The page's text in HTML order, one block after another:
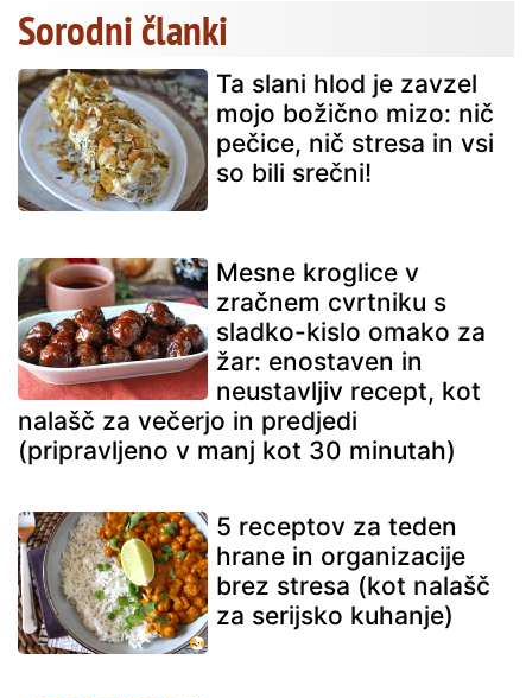
Sorodni članki
Ta slani hlod je zavzel
mojo božično mizo: nič
pečice, nič stresa in vsi
so bili srečni!
Mesne kroglice v
zračnem cvrtniku s
sladko-kislo omako za
žar: enostaven in
neustavljiv recept, kot
nalašč za večerjo in predjedi
(pripravljeno v manj kot 30 minutah)
5 receptov za teden
hrane in organizacije
brez stresa (kot nalašč
za serijsko kuhanje)